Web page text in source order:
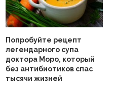
Попробуйте рецепт
легендарного супа
доктора Моро, который
без антибиотиков спас
тысячи жизней